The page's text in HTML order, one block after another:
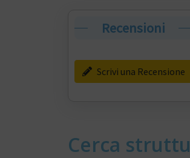
Recensioni
Scrivi una Recensione
Cerca